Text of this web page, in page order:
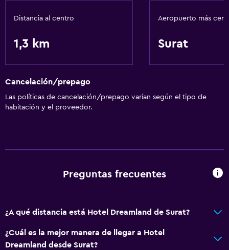
Distancia al centro
1,3 km
Aeropuerto más
Surat
Cancelación/prepago
Las políticas de cancelación/prepago varían según el tipo de
habitación y el proveedor.
Preguntas frecuentes
¿A qué distancia está Hotel Dreamland de Surat?
¿Cuál es la mejor manera de llegar a Hotel
Dreamland desde Surat?